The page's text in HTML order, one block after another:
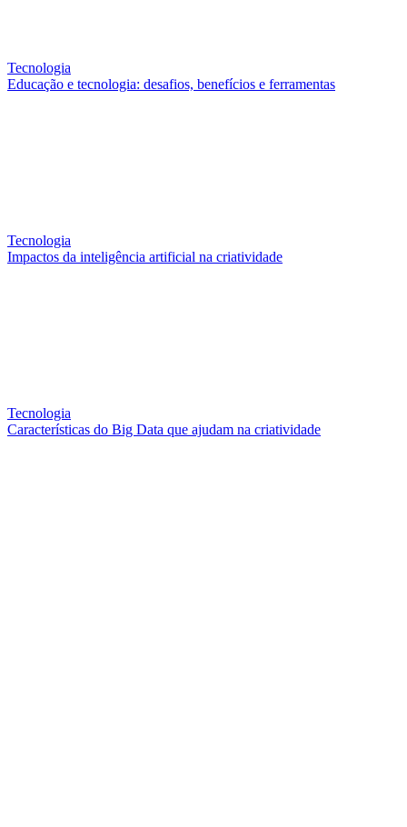
Tecnologia
Educação e tecnologia: desafios, benefícios e ferramentas
Tecnologia
Impactos da inteligência artificial na criatividade
Tecnologia
Características do Big Data que ajudam na criatividade